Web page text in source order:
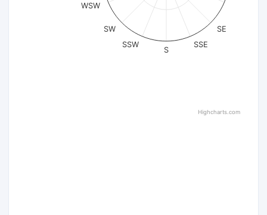
SE
SSE
S
SSW
SW
WSW
Highcharts.com